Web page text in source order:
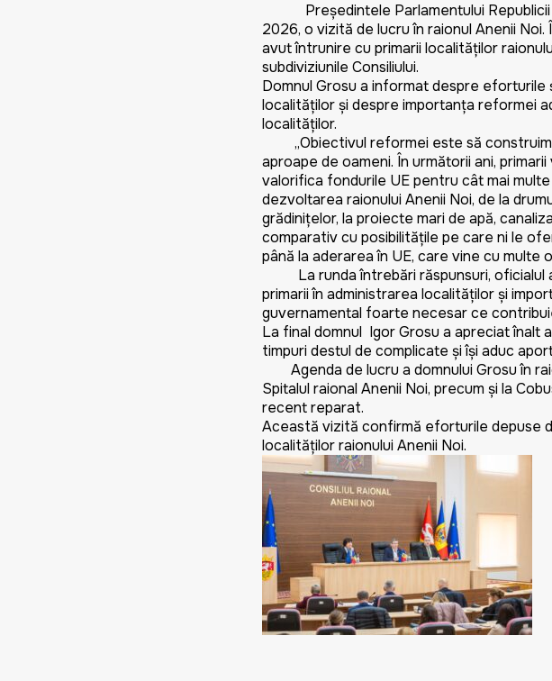
Președintele Parlamentului Republicii
2026, o vizită de lucru în raionul Anenii Noi.
avut întrunire cu primarii localităților
subdiviziunile Consiliului.
Domnul Grosu a informat despre
localităților și despre importanța reformei
localităților.
„Obiectivul reformei este să construim
aproape de oameni. În următorii ani,
valorifica fondurile UE pentru cât mai
dezvoltarea raionului Anenii Noi, de la
grădinițelor, la proiecte mari de apă,
comparativ cu posibilitățile pe care ni le
până la aderarea în UE, care vine cu
La runda întrebări răspunsuri, oficialul
primarii în administrarea localităților și
guvernamental foarte necesar ce
La final domnul Igor Grosu a apreciat
timpuri destul de complicate și își aduc
Agenda de lucru a domnului Grosu în
Spitalul raional Anenii Noi, precum și la
recent reparat.
Această vizită confirmă eforturile depuse
localităților raionului Anenii Noi.